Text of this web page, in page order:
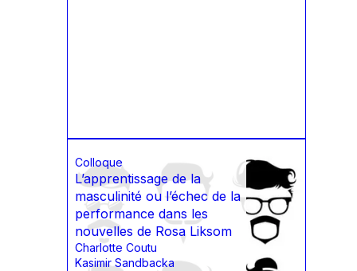
Colloque
L’apprentissage de la
masculinité ou l’échec de la
performance dans les
nouvelles de Rosa Liksom
Charlotte Coutu
Kasimir Sandbacka